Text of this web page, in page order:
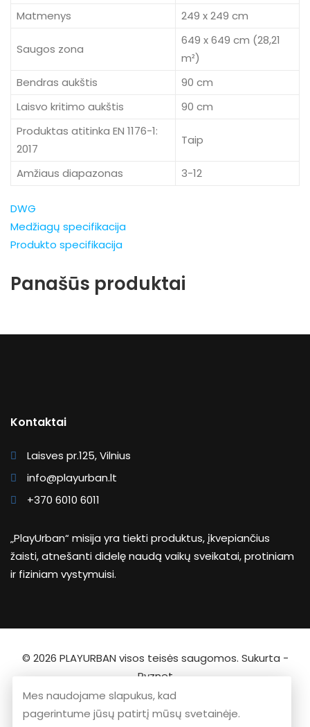
Matmenys
249 x 249 cm
Saugos zona
649 x 649 cm (28,21
m²)
Bendras aukštis
90 cm
Laisvo kritimo aukštis
90 cm
Produktas atitinka EN 1176-1:
2017
Taip
Amžiaus diapazonas 3-12
DWG
Medžiagų specifikacija
Produkto specifikacija
Panašūs produktai
Kontaktai
Laisves pr.125, Vilnius
info@playurban.lt
+370 6010 6011
„PlayUrban“ misija yra tiekti produktus, įkvepiančius
žaisti, atnešanti didelę naudą vaikų sveikatai, protiniam
ir fiziniam vystymuisi.
© 2026 PLAYURBAN visos teisės saugomos. Sukurta -
Ryznet
Mes naudojame slapukus, kad
pagerintume jūsų patirtį mūsų svetainėje.